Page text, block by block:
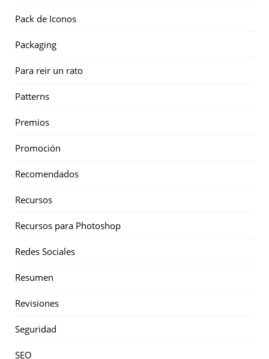
Pack de Iconos
Packaging
Para reir un rato
Patterns
Premios
Promoción
Recomendados
Recursos
Recursos para Photoshop
Redes Sociales
Resumen
Revisiones
Seguridad
SEO